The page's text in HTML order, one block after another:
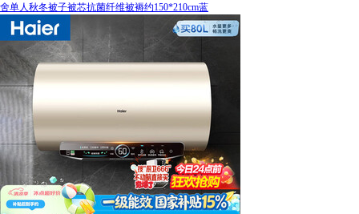
舍单人秋冬被子被芯抗菌纤维被褥约150*210cm蓝